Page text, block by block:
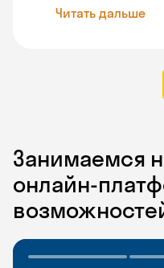
Читать дальше
Занимаемся
онлайн-